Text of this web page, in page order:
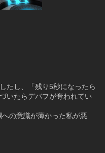
たし、「残り5秒になったら
いたらデバフが奪われてい
の意識が薄かった私が悪